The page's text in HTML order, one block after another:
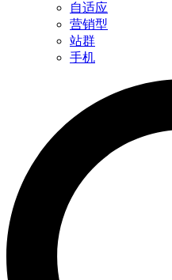
自适应
营销型
站群
手机